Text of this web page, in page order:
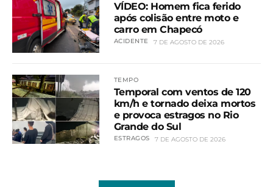
VÍDEO: Homem fica ferido
após colisão entre moto e
carro em Chapecó
ACIDENTE 7 DE AGOSTO DE 2026
TEMPO
Temporal com ventos de 120
km/h e tornado deixa mortos
e provoca estragos no Rio
Grande do Sul
ESTRAGOS 7 DE AGOSTO DE 2026